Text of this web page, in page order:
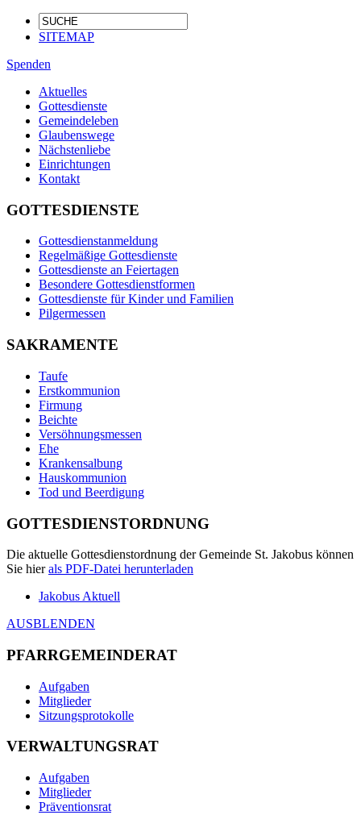
SITEMAP
Spenden
Aktuelles
Gottesdienste
Gemeindeleben
Glaubenswege
Nächstenliebe
Einrichtungen
Kontakt
GOTTESDIENSTE
Gottesdienstanmeldung
Regelmäßige Gottesdienste
Gottesdienste an Feiertagen
Besondere Gottesdienstformen
Gottesdienste für Kinder und Familien
Pilgermessen
SAKRAMENTE
Taufe
Erstkommunion
Firmung
Beichte
Versöhnungsmessen
Ehe
Krankensalbung
Hauskommunion
Tod und Beerdigung
GOTTESDIENSTORDNUNG
Die aktuelle Gottesdienstordnung der Gemeinde St. Jakobus können
Sie hierals PDF-Datei herunterladen
Jakobus Aktuell
AUSBLENDEN
PFARRGEMEINDERAT
Aufgaben
Mitglieder
Sitzungsprotokolle
VERWALTUNGSRAT
Aufgaben
Mitglieder
Präventionsrat